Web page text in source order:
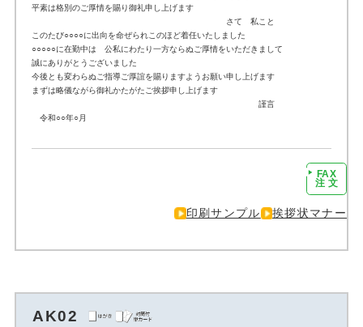
平素は格別のご厚情を賜り御礼申し上げます
さて 私こと
このたび○○○○に出向を命ぜられこのほど着任いたしました
○○○○○に在勤中は 公私にわたり一方ならぬご厚情をいただきまして
誠にありがとうございました
今後とも変わらぬご指導ご厚誼を賜りますようお願い申し上げます
まずは略儀ながら御礼かたがたご挨拶申し上げます
謹言
令和○○年○月
FAX
注 文
印刷サンプル 挨拶状マナー
AK02